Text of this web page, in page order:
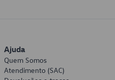
Ajuda
Quem Somos
Atendimento (SAC)